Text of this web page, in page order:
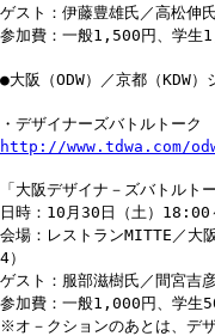
ゲスト：伊藤豊雄氏／高松伸
参加費：一般1,500円、学生
●大阪（ODW）／京都（KDW
・デザイナーズバトルトーク
http://www.tdwa.com/
「大阪デザイナ－ズバトルト
日時：10月30日（土）
会場：レストランMITTE／大
4）
ゲスト：服部滋樹氏／間宮吉
参加費：一般1,000円、学生
※オ－クションのあとは、デ